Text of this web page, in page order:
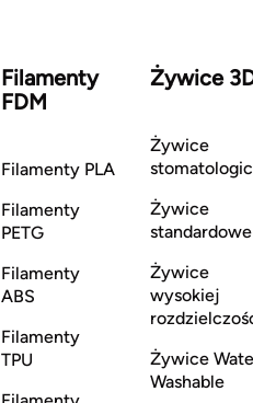
Filamenty
FDM
Filamenty PLA
Filamenty
PETG
Filamenty
ABS
Filamenty
TPU
Żywice
Żywice
Żywice
standardowe
Żywice
wysokiej
Żywice
Washable